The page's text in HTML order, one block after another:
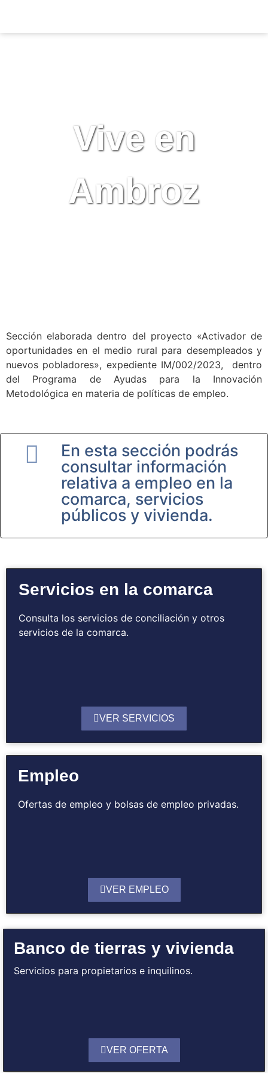
Vive en
Ambroz
Sección elaborada dentro del proyecto «Activador de
oportunidades en el medio rural para desempleados y
nuevos pobladores», expediente IM/002/2023, dentro
del Programa de Ayudas para la Innovación
Metodológica en materia de políticas de empleo.
En esta sección podrás
consultar información
relativa a empleo en la
comarca, servicios
públicos y vivienda.
Servicios en la comarca
Consulta los servicios de conciliación y otros
servicios de la comarca.
VER SERVICIOS
Empleo
Ofertas de empleo y bolsas de empleo privadas.
VER EMPLEO
Banco de tierras y vivienda
Servicios para propietarios e inquilinos.
VER OFERTA